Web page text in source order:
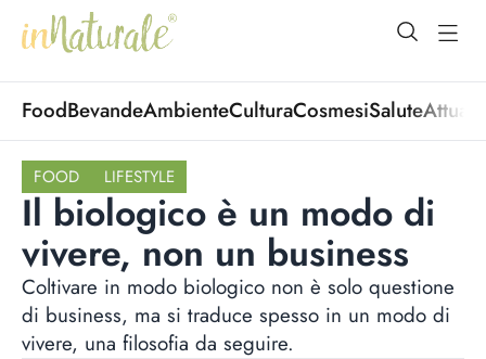
open
FoodBevandeAmbienteCulturaCosmesiSalute
FOOD LIFESTYLE
Il biologico è un modo di
vivere, non un business
Coltivare in modo biologico non è solo questione
di business, ma si traduce spesso in un modo di
vivere, una filosofia da seguire.